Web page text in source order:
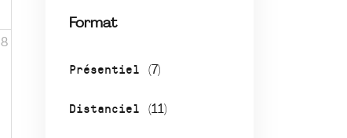
Format
Présentiel (7)
Distanciel (11)
8